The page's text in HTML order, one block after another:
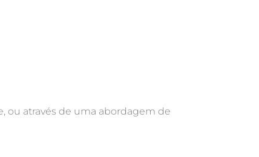
ou através de uma abordagem de